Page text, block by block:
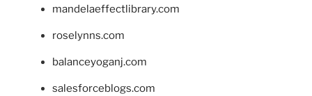
mandelaeffectlibrary.com
roselynns.com
balanceyoganj.com
salesforceblogs.com